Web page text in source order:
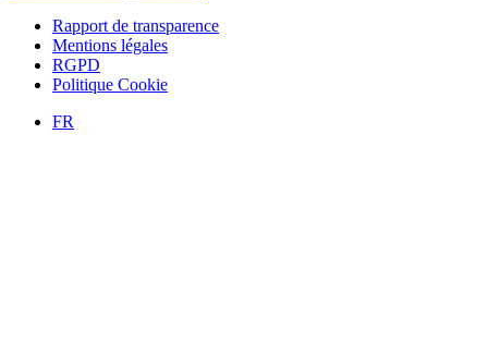
Rapport de transparence
Mentions légales
RGPD
Politique Cookie
FR